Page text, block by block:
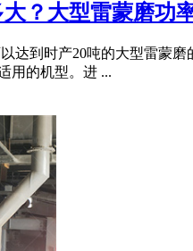
？大型雷蒙磨功
达到时产20吨的大型雷蒙
用的机型。进 ...